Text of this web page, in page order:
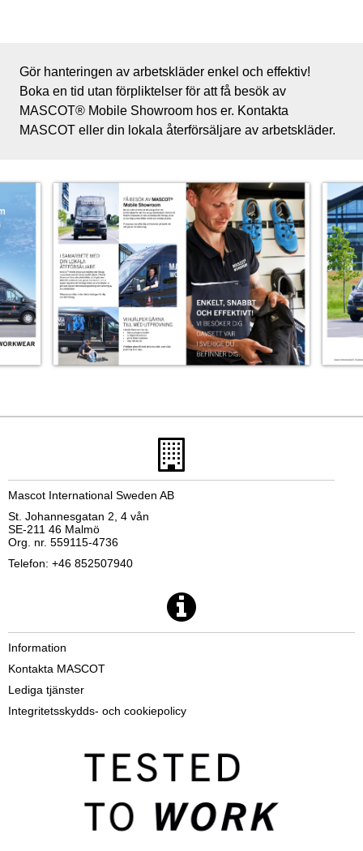
Gör hanteringen av arbetskläder enkel och effektiv!
Boka en tid utan förpliktelser för att få besök av
MASCOT® Mobile Showroom hos er. Kontakta
MASCOT eller din lokala återförsäljare av arbetskläder.
Läs mer:
Mascot International Sweden AB
St. Johannesgatan 2, 4 vån
SE-211 46 Malmö
Org. nr. 559115-4736
Telefon: +46 852507940
Information
Kontakta MASCOT
Lediga tjänster
Integritetsskydds- och cookiepolicy